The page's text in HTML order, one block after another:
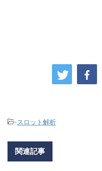
-スロット解析
関連記事